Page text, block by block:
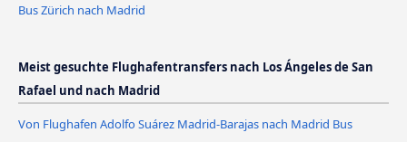
Bus Zürich nach Madrid
Meist gesuchte Flughafentransfers nach Los Ángeles de San
Rafael und nach Madrid
Von Flughafen Adolfo Suárez Madrid-Barajas nach Madrid Bus